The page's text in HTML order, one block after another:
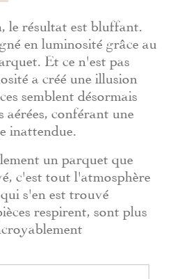
le résultat est bluffant.
en luminosité grâce au
Et ce n'est pas
a créé une illusion
semblent désormais
aérées, conférant une
inattendue.
un parquet que
c'est tout l'atmosphère
s'en est trouvé
respirent, sont plus